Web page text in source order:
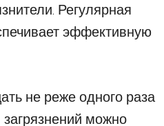
Регулярная
эффективную
не реже одного раза
можно